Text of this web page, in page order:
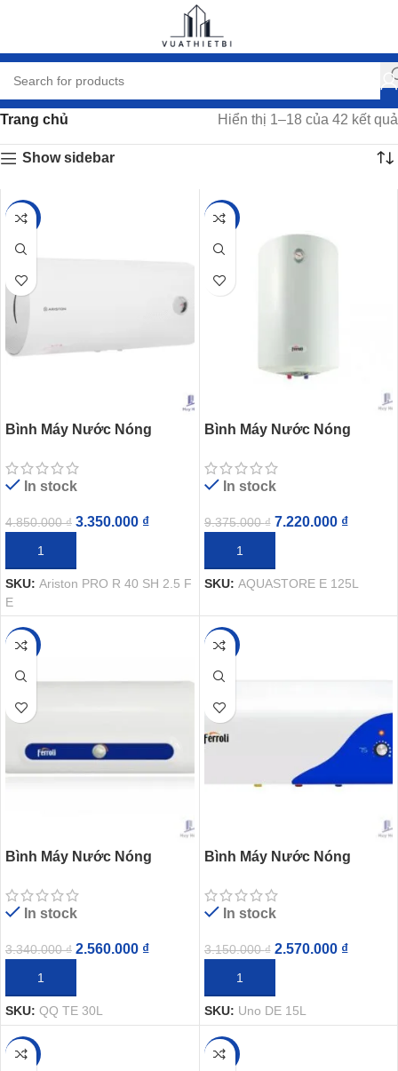
Trang chủ Hiển thị 1–18 của 42 kết quả
Show sidebar
-31%
Bình Máy Nước Nóng
40 Lít Ngang Gián Tiếp
2500WIn stock
4.850.000₫ 3.350.000 ₫
THÊM VÀO GIỎ HÀNG
SKU: Ariston PRO R 40 SH 2.5 F
E
-23%
Bình Máy Nước Nóng
Gián Tiếp 2500W
In stock
9.375.000₫ 7.220.000 ₫
THÊM VÀO GIỎ HÀNG
SKU: AQUASTORE E 125L
-23%
Bình Máy Nước Nóng
2500W
In stock
3.340.000₫ 2.560.000 ₫
THÊM VÀO GIỎ HÀNG
SKU: QQ TE 30L
-18%
Bình Máy Nước Nóng
Tiếp 2500W
In stock
3.150.000₫ 2.570.000 ₫
THÊM VÀO GIỎ HÀNG
SKU: Uno DE 15L
-18% -19%